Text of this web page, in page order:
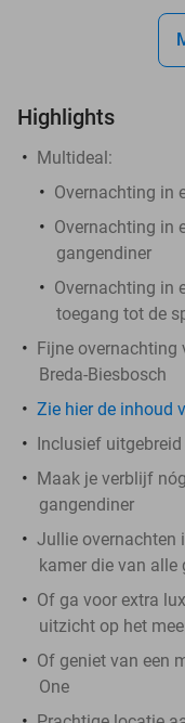
Highlights
Multideal:
Overnachting in
Overnachting in
gangendiner
Overnachting in
toegang tot de
Fijne overnachting
Breda-Biesbosch
Zie hier de inhoud
Inclusief
Maak je verblijf
gangendiner
Jullie overnachten
kamer die van alle
Of ga voor extra
uitzicht op het
Of geniet van een
One